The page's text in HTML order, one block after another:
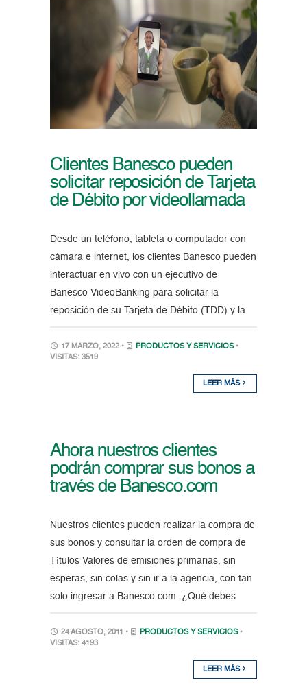
Clientes Banesco pueden
solicitar reposición de Tarjeta
de Débito por videollamada
Desde un teléfono, tableta o computador con
cámara e internet, los clientes Banesco pueden
interactuar en vivo con un ejecutivo de
Banesco VideoBanking para solicitar la
reposición de su Tarjeta de Débito (TDD) y la
17 MARZO, 2022 • PRODUCTOS Y SERVICIOS •
VISITAS: 3519
LEER MÁS
Ahora nuestros clientes
podrán comprar sus bonos a
través de Banesco.com
Nuestros clientes pueden realizar la compra de
sus bonos y consultar la orden de compra de
Títulos Valores de emisiones primarias, sin
esperas, sin colas y sin ir a la agencia, con tan
solo ingresar a Banesco.com. ¿Qué debes
24 AGOSTO, 2011 • PRODUCTOS Y SERVICIOS •
VISITAS: 4193
LEER MÁS